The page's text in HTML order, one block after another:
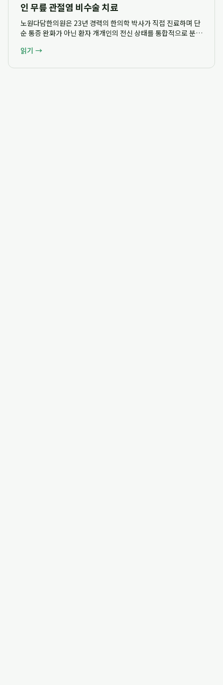
인 무릎 관절염 비수술 치료
노원다담한의원은 23년 경력의 한의학 박사가 직접 진료하며 단
순 통증 완화가 아닌 환자 개개인의 전신 상태를 통합적으로 분석
합니다. 혜원한의원 시절부터 축적된 풍부한 임상 경험을 바탕으
읽기 →